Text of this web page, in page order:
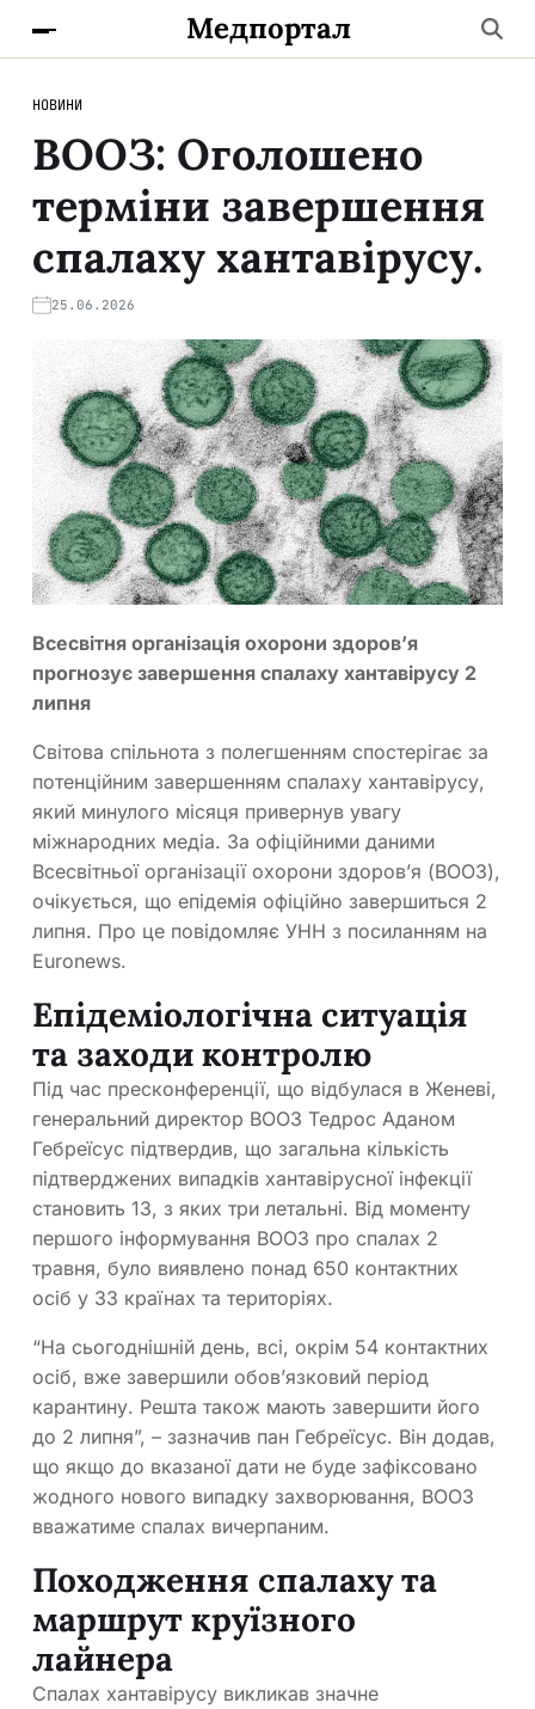
Медпортал
НОВИНИ
ВООЗ: Оголошено
терміни завершення
спалаху хантавірусу.
25.06.2026
Всесвітня організація охорони здоров’я
прогнозує завершення спалаху хантавірусу 2
липня
Світова спільнота з полегшенням спостерігає за
потенційним завершенням спалаху хантавірусу,
який минулого місяця привернув увагу
міжнародних медіа. За офіційними даними
Всесвітньої організації охорони здоров’я (ВООЗ),
очікується, що епідемія офіційно завершиться 2
липня. Про це повідомляє УНН з посиланням на
Euronews.
Епідеміологічна ситуація
та заходи контролю
Під час пресконференції, що відбулася в Женеві,
генеральний директор ВООЗ Тедрос Аданом
Гебреїсус підтвердив, що загальна кількість
підтверджених випадків хантавірусної інфекції
становить 13, з яких три летальні. Від моменту
першого інформування ВООЗ про спалах 2
травня, було виявлено понад 650 контактних
осіб у 33 країнах та територіях.
“На сьогоднішній день, всі, окрім 54 контактних
осіб, вже завершили обов’язковий період
карантину. Решта також мають завершити його
до 2 липня”, – зазначив пан Гебреїсус. Він додав,
що якщо до вказаної дати не буде зафіксовано
жодного нового випадку захворювання, ВООЗ
вважатиме спалах вичерпаним.
Походження спалаху та
маршрут круїзного
лайнера
Спалах хантавірусу викликав значне